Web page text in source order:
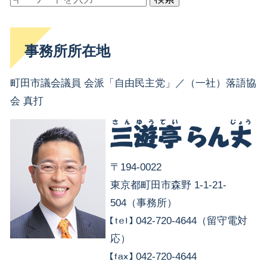
事務所所在地
町田市議会議員 会派「自由民主党」／（一社）落語協
会 真打
〒194-0022
東京都町田市森野 1-1-21-
504（事務所）
042-720-4644（留守電対
応）
042-720-4644